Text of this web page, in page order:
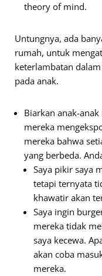
theory of mind.
Untungnya, ada
rumah, untuk
keterlambatan
pada anak.
Biarkan anak-
mereka
mereka bahwa
yang berbeda.
Saya pikir saya
tetapi ternyata
khawatir akan
Saya ingin
mereka tidak
saya kecewa.
akan coba
mereka.